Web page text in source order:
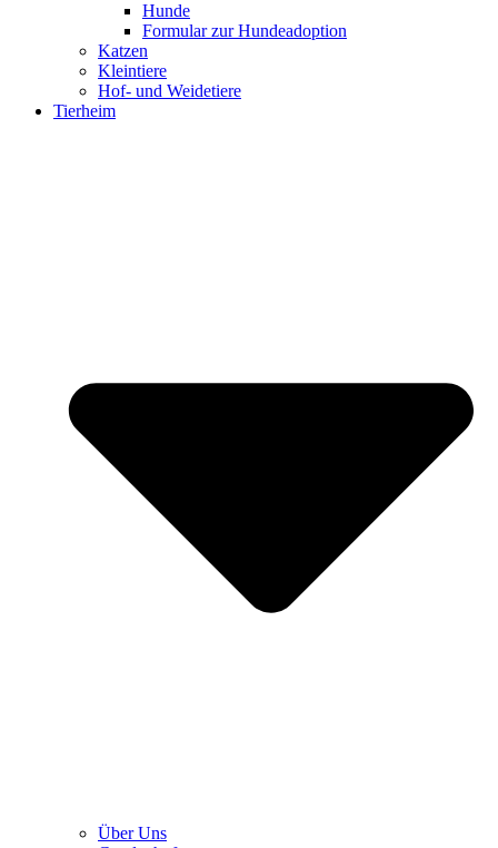
Hunde
Formular zur Hundeadoption
Katzen
Kleintiere
Hof- und Weidetiere
Tierheim
Über Uns